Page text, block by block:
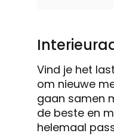
Vind je het
om nieuwe
gaan samen
de beste en
helemaal